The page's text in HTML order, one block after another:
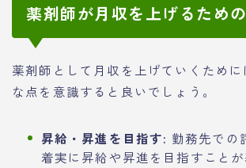
薬剤師が月収を上げるため
薬剤師として月収を上げていくために
な点を意識すると良いでしょう。
昇給・昇進を目指す: 勤務先での
着実に昇給や昇進を目指すことが